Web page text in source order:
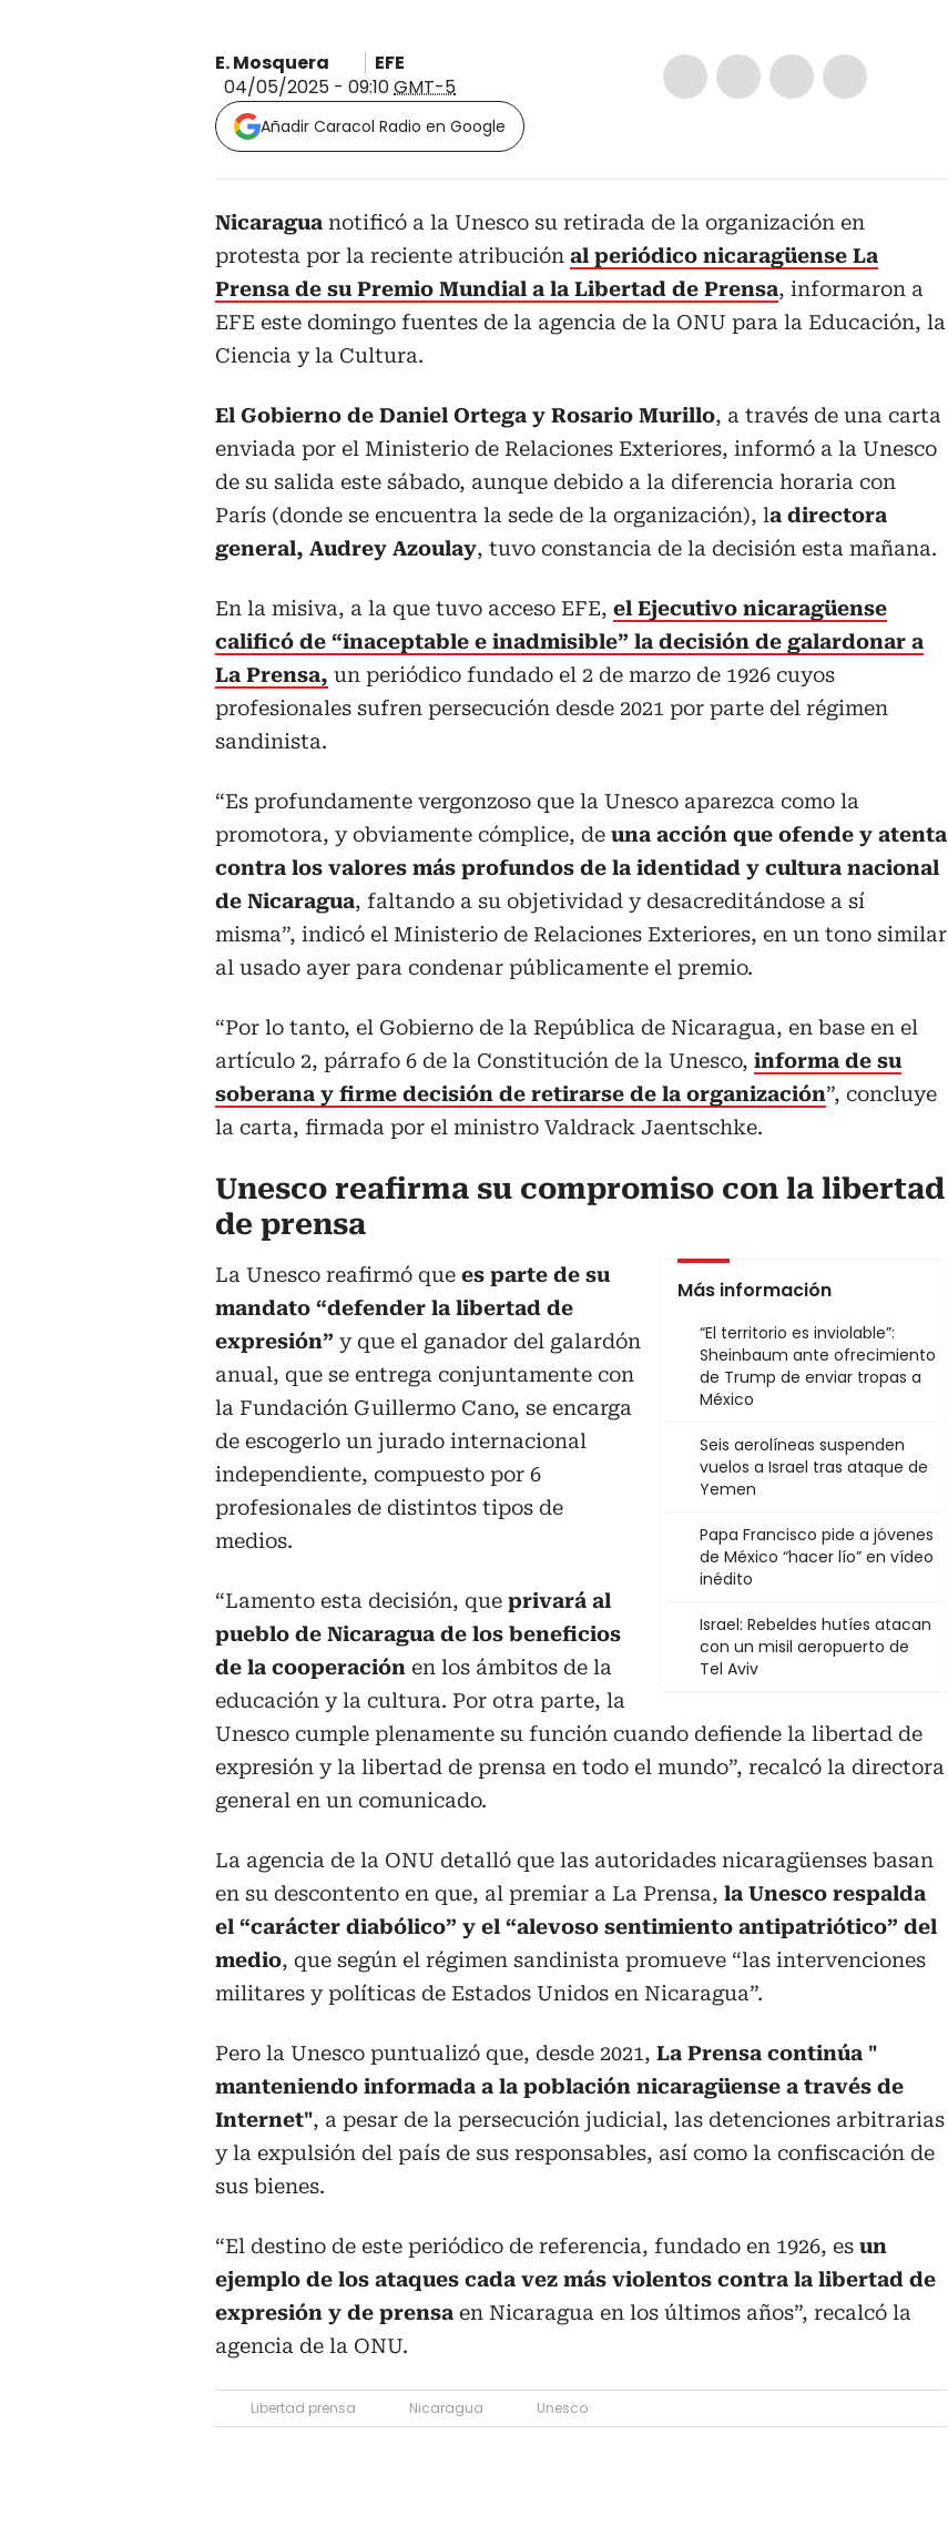
E. Mosquera
EFE
04/05/2025 - 09:10GMT-5
Añadir Caracol Radio en Google
Nicaragua notificó a la Unesco su retirada de la organización en
protesta por la reciente atribución al periódico nicaragüense La
Prensa de su Premio Mundial a la Libertad de Prensa, informaron a
EFE este domingo fuentes de la agencia de la ONU para la Educación, la
Ciencia y la Cultura.
El Gobierno de Daniel Ortega y Rosario Murillo, a través de una carta
enviada por el Ministerio de Relaciones Exteriores, informó a la Unesco
de su salida este sábado, aunque debido a la diferencia horaria con
París (donde se encuentra la sede de la organización), la directora
general, Audrey Azoulay, tuvo constancia de la decisión esta mañana.
En la misiva, a la que tuvo acceso EFE, el Ejecutivo nicaragüense
calificó de “inaceptable e inadmisible” la decisión de galardonar a
La Prensa, un periódico fundado el 2 de marzo de 1926 cuyos
profesionales sufren persecución desde 2021 por parte del régimen
sandinista.
“Es profundamente vergonzoso que la Unesco aparezca como la
promotora, y obviamente cómplice, de una acción que ofende y atenta
contra los valores más profundos de la identidad y cultura nacional
de Nicaragua, faltando a su objetividad y desacreditándose a sí
misma”, indicó el Ministerio de Relaciones Exteriores, en un tono similar
al usado ayer para condenar públicamente el premio.
“Por lo tanto, el Gobierno de la República de Nicaragua, en base en el
artículo 2, párrafo 6 de la Constitución de la Unesco, informa de su
soberana y firme decisión de retirarse de la organización”, concluye
la carta, firmada por el ministro Valdrack Jaentschke.
Unesco reafirma su compromiso con la libertad
de prensa
Más información
“El territorio es inviolable”:
Sheinbaum ante ofrecimiento
de Trump de enviar tropas a
México
Seis aerolíneas suspenden
vuelos a Israel tras ataque de
Yemen
Papa Francisco pide a jóvenes
de México “hacer lío” en vídeo
inédito
Israel: Rebeldes hutíes atacan
con un misil aeropuerto de
Tel Aviv
La Unesco reafirmó que es parte de su
mandato “defender la libertad de
expresión” y que el ganador del galardón
anual, que se entrega conjuntamente con
la Fundación Guillermo Cano, se encarga
de escogerlo un jurado internacional
independiente, compuesto por 6
profesionales de distintos tipos de
medios.
“Lamento esta decisión, que privará al
pueblo de Nicaragua de los beneficios
de la cooperación en los ámbitos de la
educación y la cultura. Por otra parte, la
Unesco cumple plenamente su función cuando defiende la libertad de
expresión y la libertad de prensa en todo el mundo”, recalcó la directora
general en un comunicado.
La agencia de la ONU detalló que las autoridades nicaragüenses basan
en su descontento en que, al premiar a La Prensa, la Unesco respalda
el “carácter diabólico” y el “alevoso sentimiento antipatriótico” del
medio, que según el régimen sandinista promueve “las intervenciones
militares y políticas de Estados Unidos en Nicaragua”.
Pero la Unesco puntualizó que, desde 2021, La Prensa continúa "
manteniendo informada a la población nicaragüense a través de
Internet", a pesar de la persecución judicial, las detenciones arbitrarias
y la expulsión del país de sus responsables, así como la confiscación de
sus bienes.
“El destino de este periódico de referencia, fundado en 1926, es un
ejemplo de los ataques cada vez más violentos contra la libertad de
expresión y de prensa en Nicaragua en los últimos años”, recalcó la
agencia de la ONU.
Libertad prensa Nicaragua Unesco